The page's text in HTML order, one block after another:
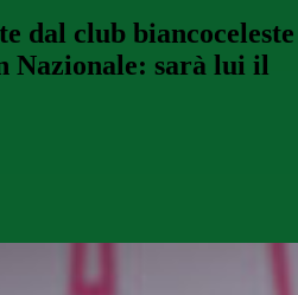
dal club biancoceleste
Nazionale: sarà lui il